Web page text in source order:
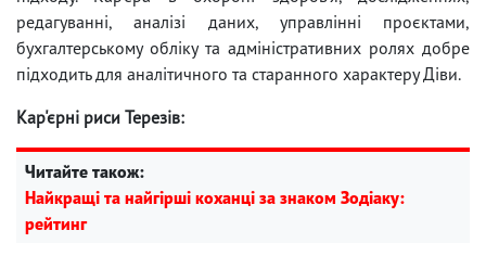
редагуванні, аналізі даних, управлінні проєктами,
бухгалтерському обліку та адміністративних ролях добре
підходить для аналітичного та старанного характеру Діви.
Кар'єрні риси Терезів:
Читайте також:
Найкращі та найгірші коханці за знаком Зодіаку:
рейтинг